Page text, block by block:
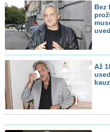
Bez
Až